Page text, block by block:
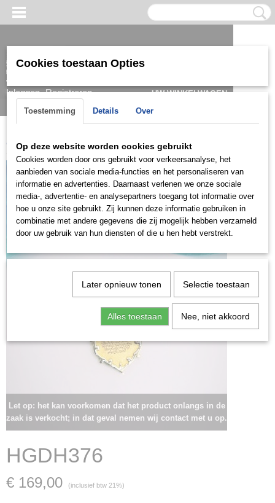
Inloggen Registreren
UW WINKELWAGEN
Home > Hanger > > HGDH376
Let op: het kan voorkomen dat het product onlangs in de
zaak is verkocht; in dat geval nemen wij contact met u op.
HGDH376
€ 169,00 (inclusief btw 21%)
Cookies toestaan Opties
Toestemming Details Over
Op deze website worden cookies gebruikt
Cookies worden door ons gebruikt voor verkeersanalyse, het
aanbieden van sociale media-functies en het personaliseren van
informatie en advertenties. Daarnaast verlenen we onze sociale
media-, advertentie- en analysepartners toegang tot informatie over
hoe u onze site gebruikt. Zij kunnen deze informatie gebruiken in
combinatie met andere gegevens die zij mogelijk hebben verzameld
door uw gebruik van hun diensten of die u hen hebt verstrekt.
Later opnieuw tonen Selectie toestaan
Alles toestaan Nee, niet akkoord